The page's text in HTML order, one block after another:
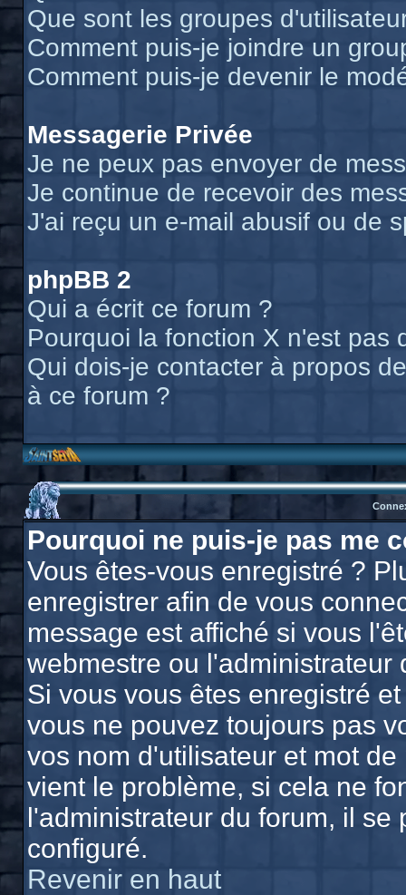
Que sont les groupes
Comment puis-je joindre un
Comment puis-je devenir le
Messagerie Privée
Je ne peux pas envoyer de
Je continue de recevoir des
J'ai reçu un e-mail abusif ou de
phpBB 2
Qui a écrit ce forum ?
Pourquoi la fonction X n'est pas
Qui dois-je contacter à propos
à ce forum ?
Pourquoi ne puis-je pas me
Vous êtes-vous enregistré ?
enregistrer afin de vous
message est affiché si vous
webmestre ou l'administrateur
Si vous vous êtes enregistré
vous ne pouvez toujours pas
vos nom d'utilisateur et mot
vient le problème, si cela ne
l'administrateur du forum, il se
configuré.
Revenir en haut